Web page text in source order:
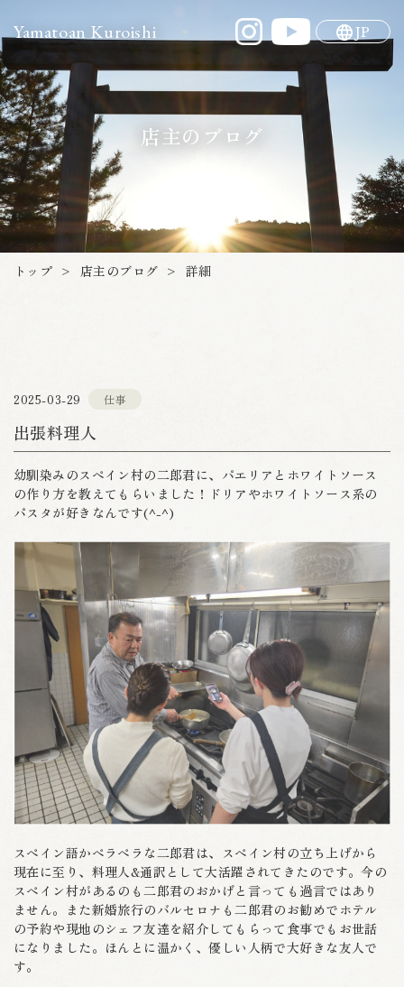
Yamatoan Kuroishi JP
店主のブログ
トップ > 店主のブログ > 詳細
2025-03-29 仕事
出張料理人
幼馴染みのスペイン村の二郎君に、パエリアとホワイトソース
の作り方を教えてもらいました！ドリアやホワイトソース系の
パスタが好きなんです(^-^)
スペイン語かペラペラな二郎君は、スペイン村の立ち上げから
現在に至り、料理人&通訳として大活躍されてきたのです。今の
スペイン村があるのも二郎君のおかげと言っても過言ではあり
ません。また新婚旅行のバルセロナも二郎君のお勧めでホテル
の予約や現地のシェフ友達を紹介してもらって食事でもお世話
になりました。ほんとに温かく、優しい人柄で大好きな友人で
す。